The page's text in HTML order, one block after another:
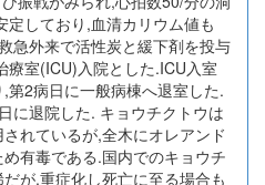
しており,血清カリウム値も
急外来で活性炭と緩下剤を投与
療室(ICU)入院とした.ICU入室
2病日に一般病棟へ退室した.
に退院した. キョウチクトウは
れているが,全木にオレアンド
有毒である.国内でのキョウチ
が,重症化し死亡に至る場合も